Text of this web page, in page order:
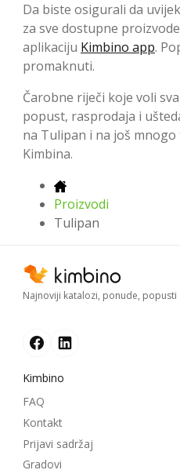
Da biste osigurali da
za sve dostupne
aplikaciju Kimbino app.
promaknuti.
Čarobne riječi koje voli
popust, rasprodaja i
na Tulipan i na još
Kimbina.
Proizvodi
Tulipan
Najnoviji katalozi, ponude, popusti
Kimbino
FAQ
Kontakt
Prijavi sadržaj
Gradovi